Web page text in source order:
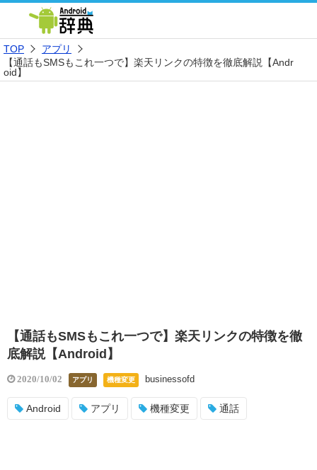
TOP
アプリ
【通話もSMSもこれ一つで】楽天リンクの特徴を徹底解説【Andr
oid】
【通話もSMSもこれ一つで】楽天リンクの特徴を徹
底解説【Android】
2020/10/02 アプリ 機種変更 businessofd
Android アプリ 機種変更 通話